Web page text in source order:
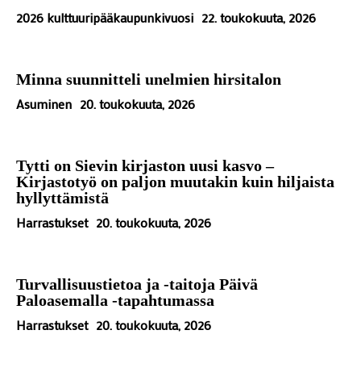
2026 kulttuuripääkaupunkivuosi 22. toukokuuta, 2026
Minna suunnitteli unelmien hirsitalon
Asuminen 20. toukokuuta, 2026
Tytti on Sievin kirjaston uusi kasvo –
Kirjastotyö on paljon muutakin kuin hiljaista
hyllyttämistä
Harrastukset 20. toukokuuta, 2026
Turvallisuustietoa ja -taitoja Päivä
Paloasemalla -tapahtumassa
Harrastukset 20. toukokuuta, 2026